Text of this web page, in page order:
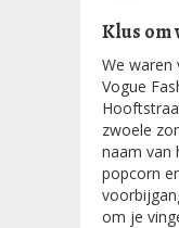
Klus om
We waren
Vogue
zwoele
naam van
popcorn
om je